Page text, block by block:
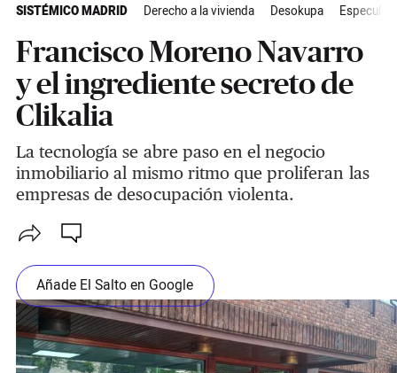
SISTÉMICO MADRID Derecho a la vivienda Desokupa
Francisco Moreno Navarro
y el ingrediente secreto de
Clikalia
La tecnología se abre paso en el negocio
inmobiliario al mismo ritmo que proliferan las
empresas de desocupación violenta.
Añade El Salto en Google